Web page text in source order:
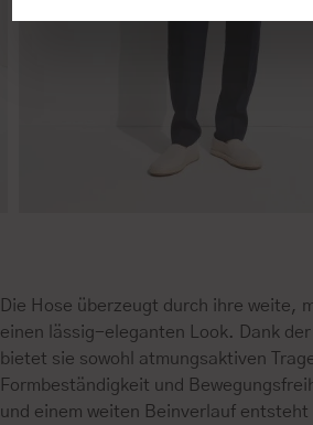
Die Hose überzeugt durch ihre weite,
einen lässig-eleganten Look. Dank
bietet sie sowohl atmungsaktiven
Formbeständigkeit und
und einem weiten Beinverlauf